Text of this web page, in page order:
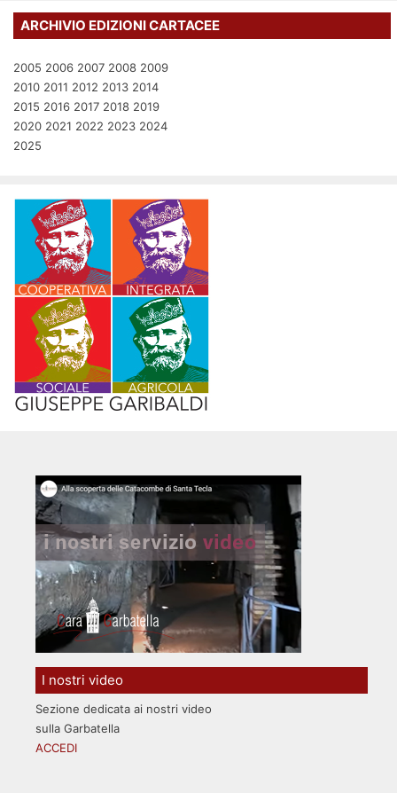
ARCHIVIO EDIZIONI CARTACEE
2005 2006 2007 2008 2009
2010 2011 2012 2013 2014
2015 2016 2017 2018 2019
2020 2021 2022 2023 2024
2025
I nostri video
Sezione dedicata ai nostri video
sulla Garbatella
ACCEDI